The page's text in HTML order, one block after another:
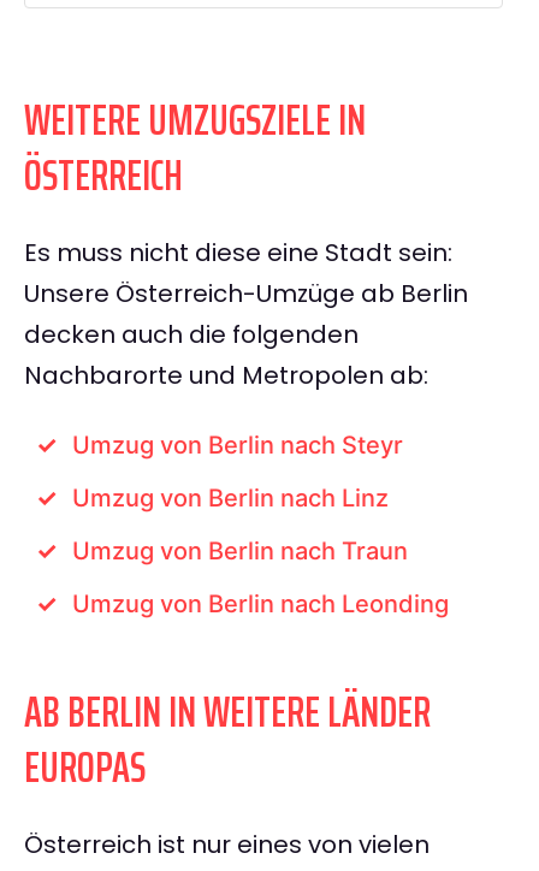
WEITERE UMZUGSZIELE IN
ÖSTERREICH
Es muss nicht diese eine Stadt sein:
Unsere Österreich-Umzüge ab Berlin
decken auch die folgenden
Nachbarorte und Metropolen ab:
Umzug von Berlin nach Steyr
Umzug von Berlin nach Linz
Umzug von Berlin nach Traun
Umzug von Berlin nach Leonding
AB BERLIN IN WEITERE LÄNDER
EUROPAS
Österreich ist nur eines von vielen